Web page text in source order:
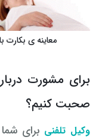
معاینه ی بکارت
برای مشورت
صحبت کنیم؟
وکیل تلفنی برای